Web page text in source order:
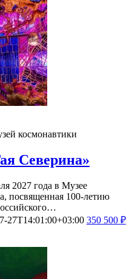
космонавтики
Северина»
2027 года в Музее
посвященная 100-летию
27T14:01:00+03:00 350 500 ₽